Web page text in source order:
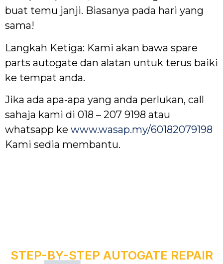
buat temu janji. Biasanya pada hari yang
sama!
Langkah Ketiga: Kami akan bawa spare
parts autogate dan alatan untuk terus baiki
ke tempat anda.
Jika ada apa-apa yang anda perlukan, call
sahaja kami di 018 – 207 9198 atau
whatsapp ke www.wasap.my/60182079198
Kami sedia membantu.
STEP-BY-STEP AUTOGATE REPAIR